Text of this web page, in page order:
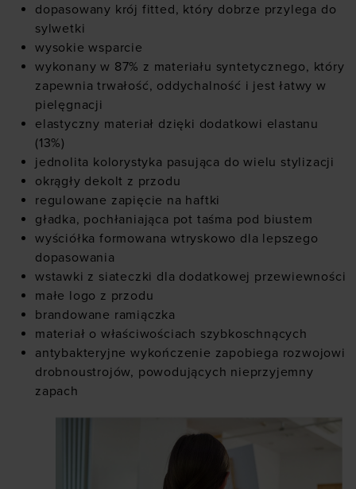
dopasowany krój fitted, który dobrze przylega do
sylwetki
wysokie wsparcie
wykonany w 87% z materiału syntetycznego, który
zapewnia trwałość, oddychalność i jest łatwy w
pielęgnacji
elastyczny materiał dzięki dodatkowi elastanu
(13%)
jednolita kolorystyka pasująca do wielu stylizacji
okrągły dekolt z przodu
regulowane zapięcie na haftki
gładka, pochłaniająca pot taśma pod biustem
wyściółka formowana wtryskowo dla lepszego
dopasowania
wstawki z siateczki dla dodatkowej przewiewności
małe logo z przodu
brandowane ramiączka
materiał o właściwościach szybkoschnących
antybakteryjne wykończenie zapobiega rozwojowi
drobnoustrojów, powodujących nieprzyjemny
zapach